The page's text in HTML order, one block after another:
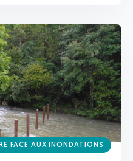
FACE AUX INONDATIONS